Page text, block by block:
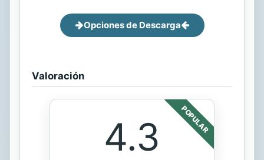
Opciones de Descarga
Valoración
POPULAR
4.3